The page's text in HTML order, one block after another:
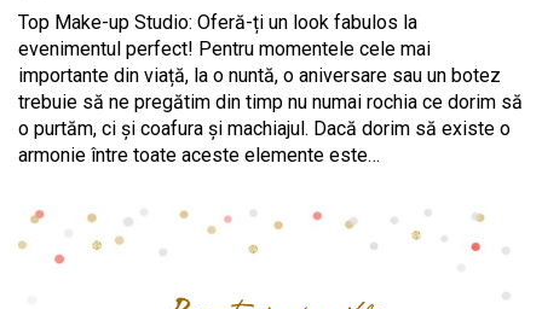
Top Make-up Studio: Oferă-ți un look fabulos la
evenimentul perfect! Pentru momentele cele mai
importante din viață, la o nuntă, o aniversare sau un botez
trebuie să ne pregătim din timp nu numai rochia ce dorim să
o purtăm, ci și coafura și machiajul. Dacă dorim să existe o
armonie între toate aceste elemente este…